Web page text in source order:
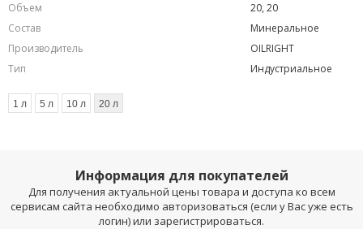
Объем
20, 20
Состав
Минеральное
Производитель
OILRIGHT
Тип
Индустриальное
1 л 5 л 10 л 20 л
Информация для покупателей
Для получения актуальной цены товара и доступа ко всем
сервисам сайта необходимо авторизоваться (если у Вас уже есть
логин) или зарегистрироваться.